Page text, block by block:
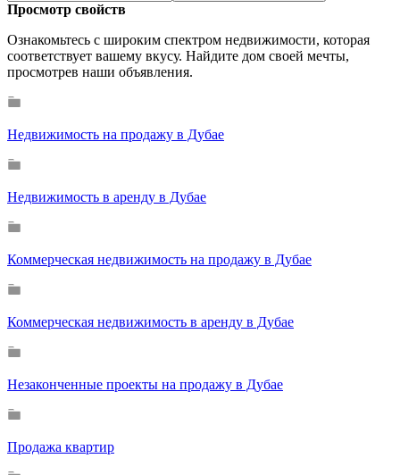
Просмотр свойств
Ознакомьтесь с широким спектром недвижимости, которая
соответствует вашему вкусу. Найдите дом своей мечты,
просмотрев наши объявления.
Недвижимость на продажу в Дубае
Недвижимость в аренду в Дубае
Коммерческая недвижимость на продажу в Дубае
Коммерческая недвижимость в аренду в Дубае
Незаконченные проекты на продажу в Дубае
Продажа квартир